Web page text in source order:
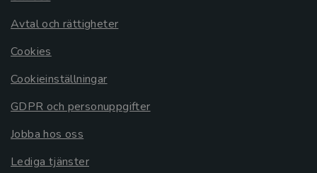
Avtal och rättigheter
Cookies
Cookieinställningar
GDPR och personuppgifter
Jobba hos oss
Lediga tjänster